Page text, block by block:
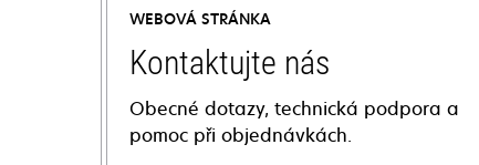
WEBOVÁ STRÁNKA
Kontaktujte nás
Obecné dotazy, technická podpora a
pomoc při objednávkách.